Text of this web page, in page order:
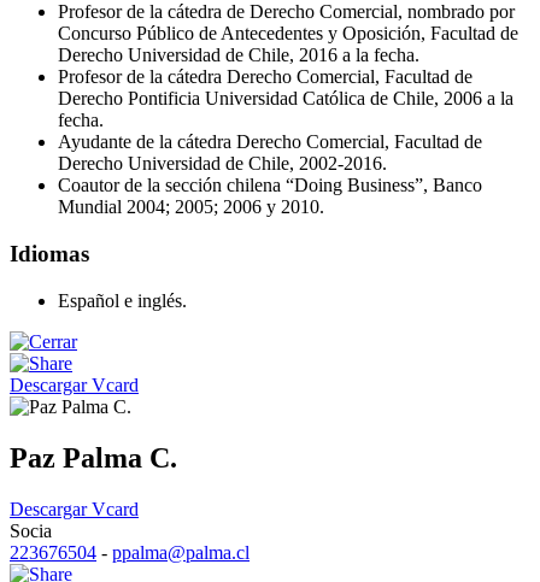
Profesor de la cátedra de Derecho Comercial, nombrado por
Concurso Público de Antecedentes y Oposición, Facultad de
Derecho Universidad de Chile, 2016 a la fecha.
Profesor de la cátedra Derecho Comercial, Facultad de
Derecho Pontificia Universidad Católica de Chile, 2006 a la
fecha.
Ayudante de la cátedra Derecho Comercial, Facultad de
Derecho Universidad de Chile, 2002-2016.
Coautor de la sección chilena “Doing Business”, Banco
Mundial 2004; 2005; 2006 y 2010.
Idiomas
Español e inglés.
Descargar Vcard
Paz Palma C.
Descargar Vcard
Socia
223676504 - ppalma@palma.cl